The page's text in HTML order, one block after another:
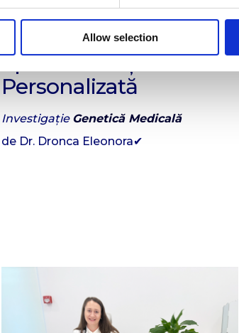
Allow selection
Consiliere Genetică –
Interpretare
Specializată și Medicină
Personalizată
Investigație Genetică Medicală
de Dr. Dronca Eleonora✔